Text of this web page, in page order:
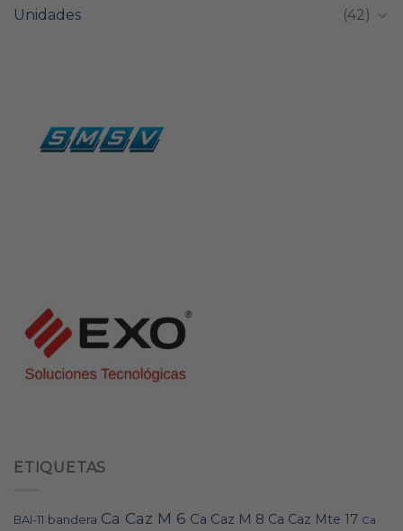
Unidades
(42)
ETIQUETAS
BAI-11 bandera Ca Caz M 6 Ca Caz M 8 Ca Caz Mte 17 Ca